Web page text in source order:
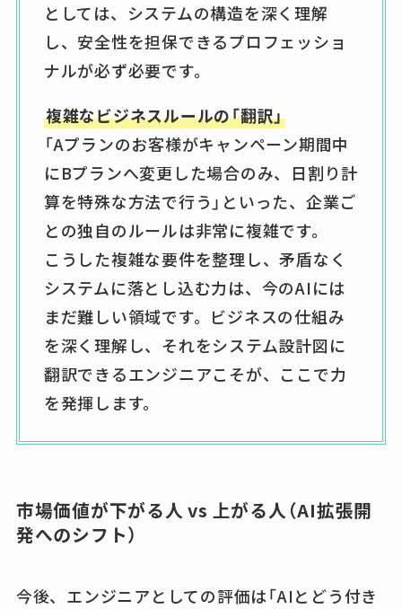
としては、システムの構造を深く理解
し、安全性を担保できるプロフェッショ
ナルが必ず必要です。
複雑なビジネスルールの「翻訳」
「Aプランのお客様がキャンペーン期間中
にBプランへ変更した場合のみ、日割り計
算を特殊な方法で行う」といった、企業ご
との独自のルールは非常に複雑です。
こうした複雑な要件を整理し、矛盾なく
システムに落とし込む力は、今のAIには
まだ難しい領域です。ビジネスの仕組み
を深く理解し、それをシステム設計図に
翻訳できるエンジニアこそが、ここで力
を発揮します。
市場価値が下がる人 vs 上がる人（AI拡張開
発へのシフト）
今後、エンジニアとしての評価は「AIとどう付き